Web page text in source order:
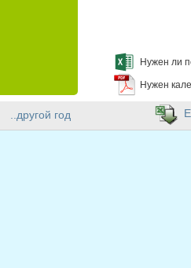
Нужен ли
Нужен
..другой год